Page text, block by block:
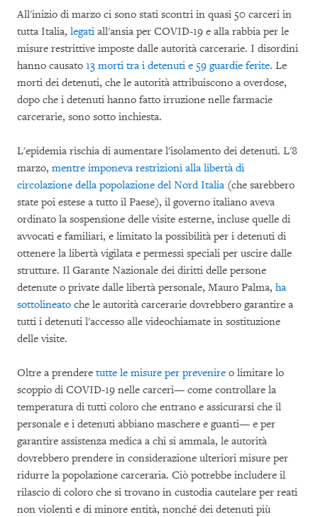
All'inizio di marzo ci sono stati scontri in quasi 50 carceri in
tutta Italia, legati all'ansia per COVID-19 e alla rabbia per le
misure restrittive imposte dalle autorità carcerarie. I disordini
hanno causato 13 morti tra i detenuti e 59 guardie ferite. Le
morti dei detenuti, che le autorità attribuiscono a overdose,
dopo che i detenuti hanno fatto irruzione nelle farmacie
carcerarie, sono sotto inchiesta.
L'epidemia rischia di aumentare l'isolamento dei detenuti. L'8
marzo, mentre imponeva restrizioni alla libertà di
circolazione della popolazione del Nord Italia (che sarebbero
state poi estese a tutto il Paese), il governo italiano aveva
ordinato la sospensione delle visite esterne, incluse quelle di
avvocati e familiari, e limitato la possibilità per i detenuti di
ottenere la libertà vigilata e permessi speciali per uscire dalle
strutture. Il Garante Nazionale dei diritti delle persone
detenute o private dalle libertà personale, Mauro Palma, ha
sottolineato che le autorità carcerarie dovrebbero garantire a
tutti i detenuti l'accesso alle videochiamate in sostituzione
delle visite.
Oltre a prendere tutte le misure per prevenire o limitare lo
scoppio di COVID-19 nelle carceri— come controllare la
temperatura di tutti coloro che entrano e assicurarsi che il
personale e i detenuti abbiano maschere e guanti— e per
garantire assistenza medica a chi si ammala, le autorità
dovrebbero prendere in considerazione ulteriori misure per
ridurre la popolazione carceraria. Ciò potrebbe includere il
rilascio di coloro che si trovano in custodia cautelare per reati
non violenti e di minore entità, nonché dei detenuti più